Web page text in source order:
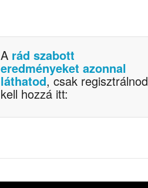
A rád szabott
eredményeket azonnal
láthatod, csak regisztrálnod
kell hozzá itt: